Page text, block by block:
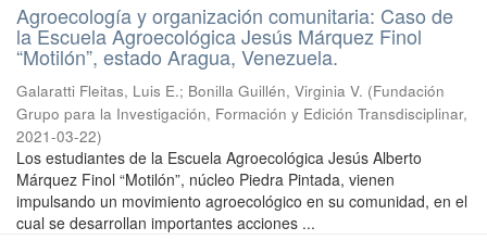
Agroecología y organización comunitaria: Caso de
la Escuela Agroecológica Jesús Márquez Finol
“Motilón”, estado Aragua, Venezuela.
Galaratti Fleitas, Luis E.; Bonilla Guillén, Virginia V. (Fundación
Grupo para la Investigación, Formación y Edición Transdisciplinar,
2021-03-22)
Los estudiantes de la Escuela Agroecológica Jesús Alberto
Márquez Finol “Motilón”, núcleo Piedra Pintada, vienen
impulsando un movimiento agroecológico en su comunidad, en el
cual se desarrollan importantes acciones ...